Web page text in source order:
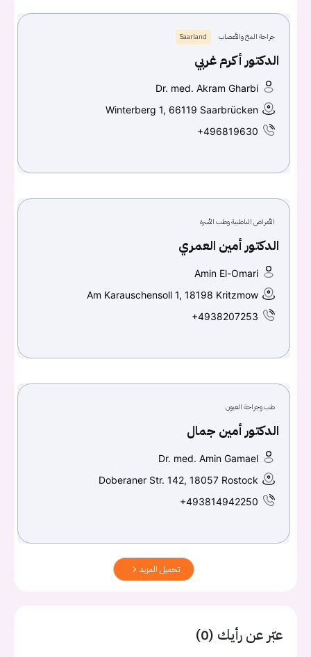
جراحة المخ والأعصاب Saarland
الدكتور أكرم غربي
Dr. med. Akram Gharbi
Winterberg 1, 66119 Saarbrücken
+496819630
الأمراض الباطنية وطب الأسرة
الدكتور أمين العمري
Amin El-Omari
Am Karauschensoll 1, 18198 Kritzmow
+4938207253
طب وجراحة العيون
الدكتور أمين جمال
Dr. med. Amin Gamael
Doberaner Str. 142, 18057 Rostock
+493814942250
تحميل المزيد
عبّر عن رأيك (0)